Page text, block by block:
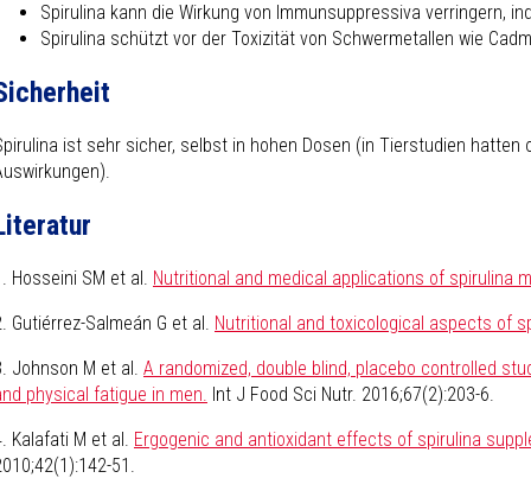
Spirulina kann die Wirkung von Immunsuppressiva verringern,
Spirulina schützt vor der Toxizität von Schwermetallen wie
ist sehr sicher, selbst in hohen Dosen (in Tierstudien
Hosseini SM et al. Nutritional and medical applications of spirulina
Gutiérrez-Salmeán G et al. Nutritional and toxicological aspects of
Johnson M et al. A randomized, double blind, placebo controlled
physical fatigue in men. Int J Food Sci Nutr. 2016;67(2):203-6.
Kalafati M et al. Ergogenic and antioxidant effects of spirulina
51.